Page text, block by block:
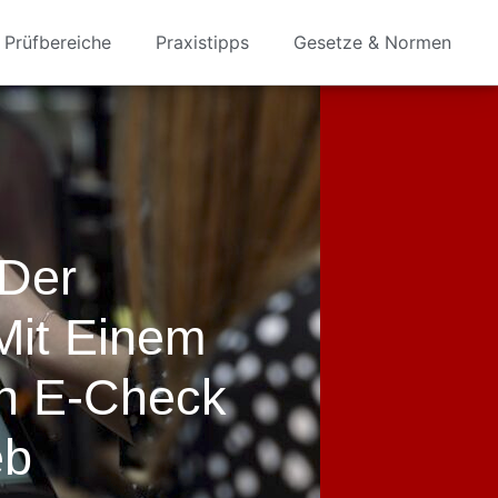
Prüfbereiche Praxistipps Gesetze & Normen
Einem
E-Check